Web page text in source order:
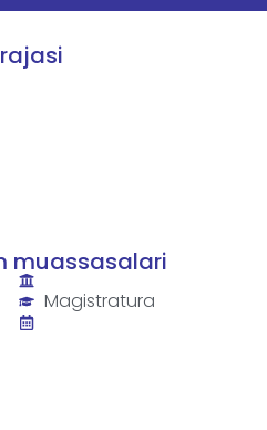
muassasalari
Magistratura